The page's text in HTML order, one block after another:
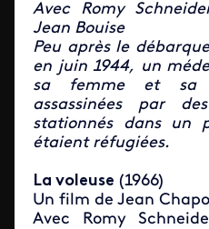
Avec Romy
Jean Bouise
Peu après le
en juin 1944, un
sa femme et sa
assassinées par
stationnés dans un
étaient réfugiées.
La voleuse (1966)
Un film de Jean
Avec Romy